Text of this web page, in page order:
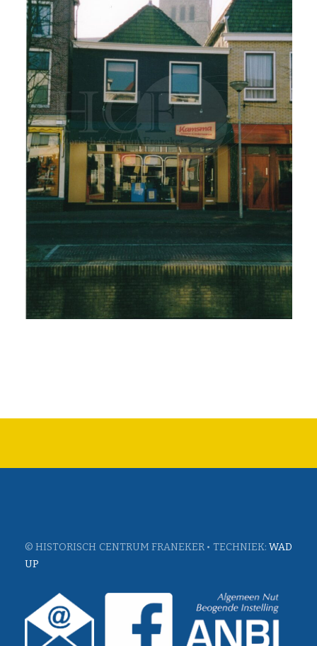
© HISTORISCH CENTRUM FRANEKER • TECHNIEK: WAD
UP